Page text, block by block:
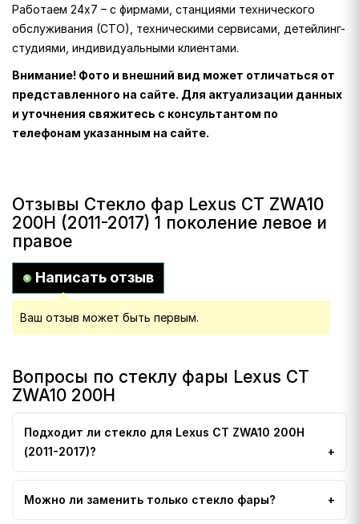
Работаем 24х7 – с фирмами, станциями технического
обслуживания (СТО), техническими сервисами, детейлинг-
студиями, индивидуальными клиентами.
Внимание! Фото и внешний вид может отличаться от
представленного на сайте. Для актуализации данных
и уточнения свяжитесь с консультантом по
телефонам указанным на сайте.
Отзывы Стекло фар Lexus CT ZWA10
200H (2011-2017) 1 поколение левое и
правое
Написать отзыв
Ваш отзыв может быть первым.
Вопросы по стеклу фары Lexus CT
ZWA10 200H
Подходит ли стекло для Lexus CT ZWA10 200H
(2011-2017)?
Можно ли заменить только стекло фары?